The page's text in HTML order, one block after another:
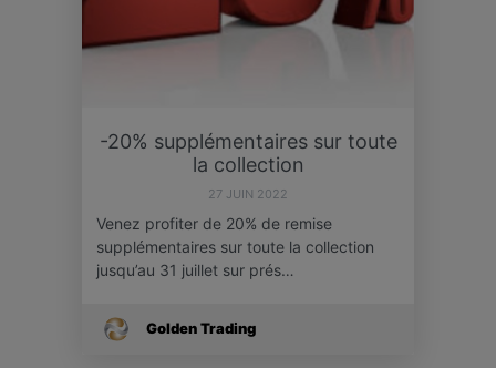
-20% supplémentaires sur toute
la collection
27 JUIN 2022
Venez profiter de 20% de remise
supplémentaires sur toute la collection
jusqu’au 31 juillet sur prés…
Golden Trading